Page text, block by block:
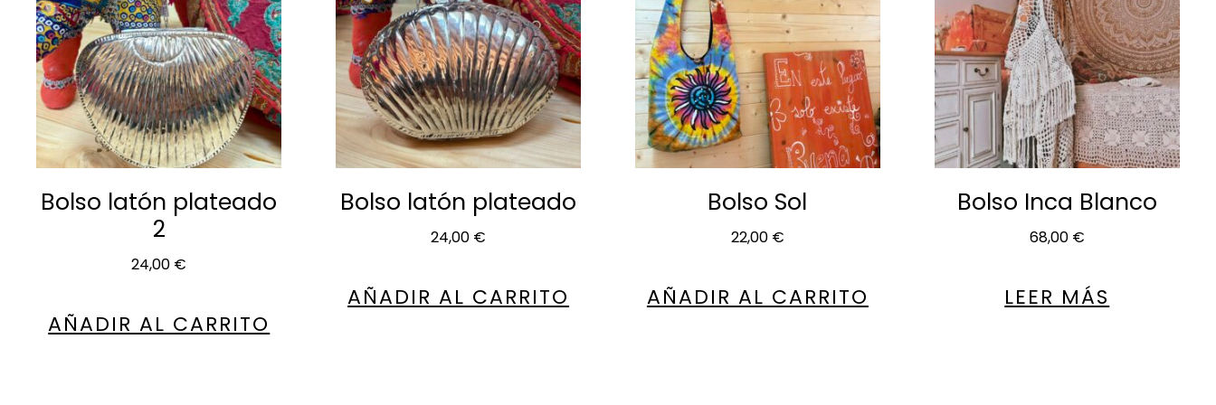
Bolso latón plateado
2
24,00 €
AÑADIR AL CARRITO
Bolso latón plateado
24,00 €
AÑADIR AL CARRITO
Bolso Sol
22,00 €
AÑADIR AL CARRITO
Bolso Inca Blanco
68,00 €
LEER MÁS